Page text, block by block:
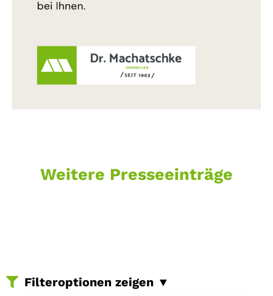
Weitere Presseeinträge
Filteroptionen zeigen ▼